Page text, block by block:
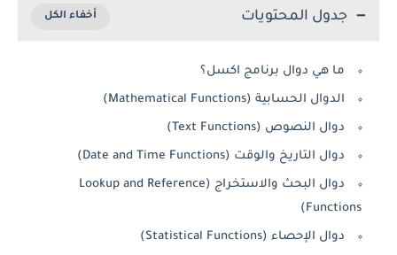
جدول المحتويات
ما هي دوال برنامج اكسل؟
الدوال الحسابية (Mathematical Functions)
دوال النصوص (Text Functions)
دوال التاريخ والوقت (Date and Time Functions)
دوال البحث والاستخراج (Lookup and Reference
Functions)
دوال الإحصاء (Statistical Functions)